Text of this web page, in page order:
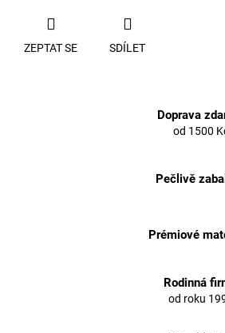
ZEPTAT SE SDÍLET
Doprava
od 1500
Pečlivě
Prémiové
Rodinná
od roku